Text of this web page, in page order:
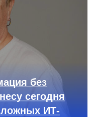
без
сегодня
ИТ-